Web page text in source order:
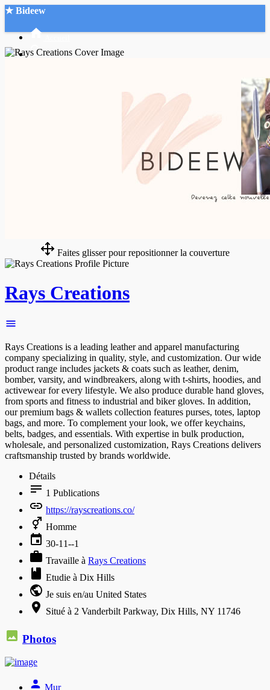
★ Bideew
Faites glisser pour repositionner la couverture
Rays Creations
Rays Creations is a leading leather and apparel manufacturing
company specializing in quality, style, and customization. Our wide
product range includes jackets & coats such as leather, denim,
bomber, varsity, and windbreakers, along with t-shirts, hoodies, and
activewear for every lifestyle. We also produce durable hand gloves,
from sports and fitness to industrial and biker gloves. In addition,
our premium bags & wallets collection features purses, totes, laptop
bags, and more. To complement your look, we offer keychains,
belts, badges, and essentials. With expertise in bulk production,
wholesale, and personalized customization, Rays Creations delivers
craftsmanship trusted by brands worldwide.
Détails
1 Publications
https://rayscreations.co/
Homme
30-11--1
Travaille à Rays Creations
Etudie à Dix Hills
Je suis en/au United States
Situé à 2 Vanderbilt Parkway, Dix Hills, NY 11746
Photos
Mur